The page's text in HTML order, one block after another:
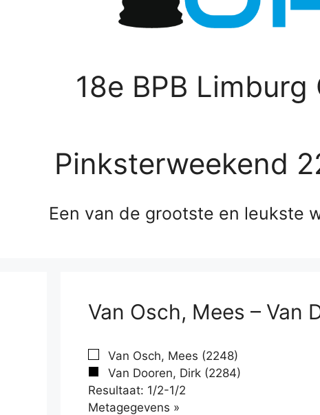
18e BPB
Pinksterweekend
Een van de grootste en leukste
Van Osch, Mees – Van
Van Osch, Mees (2248)
Van Dooren, Dirk (2284)
Resultaat: 1/2-1/2
Metagegevens »